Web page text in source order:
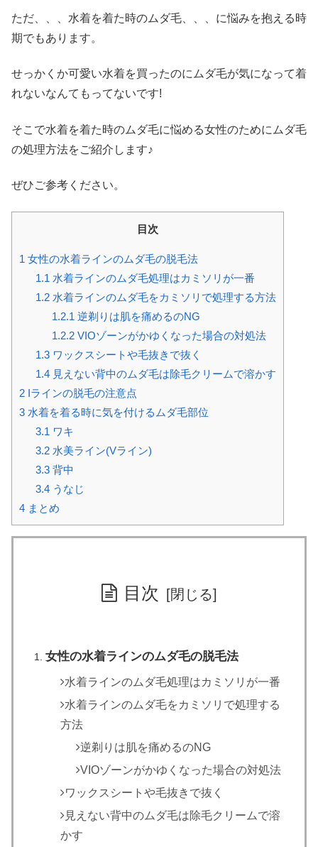
ただ、、、水着を着た時のムダ毛、、、に悩みを抱える時
期でもあります。
せっかくか可愛い水着を買ったのにムダ毛が気になって着
れないなんてもってないです!
そこで水着を着た時のムダ毛に悩める女性のためにムダ毛
の処理方法をご紹介します♪
ぜひご参考ください。
目次
1 女性の水着ラインのムダ毛の脱毛法
1.1 水着ラインのムダ毛処理はカミソリが一番
1.2水着ラインのムダ毛をカミソリで処理する方法
1.2.1 逆剃りは肌を痛めるのNG
1.2.2VIOゾーンがかゆくなった場合の対処法
1.3ワックスシートや毛抜きで抜く
1.4見えない背中のムダ毛は除毛クリームで溶かす
2 Iラインの脱毛の注意点
3 水着を着る時に気を付けるムダ毛部位
3.1 ワキ
3.2水美ライン(Vライン)
3.3背中
3.4うなじ
4 まとめ
目次
女性の水着ラインのムダ毛の脱毛法
水着ラインのムダ毛処理はカミソリが一番
水着ラインのムダ毛をカミソリで処理する
方法
逆剃りは肌を痛めるのNG
VIOゾーンがかゆくなった場合の対処法
ワックスシートや毛抜きで抜く
見えない背中のムダ毛は除毛クリームで溶
かす